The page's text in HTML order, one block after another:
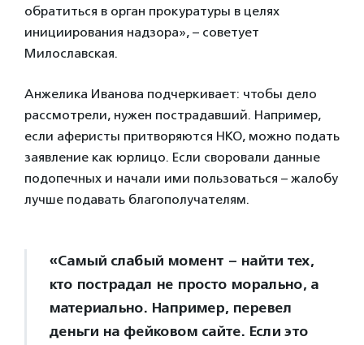
обратиться в орган прокуратуры в целях
инициирования надзора», – советует
Милославская.
Анжелика Иванова подчеркивает: чтобы дело
рассмотрели, нужен пострадавший. Например,
если аферисты притворяются НКО, можно подать
заявление как юрлицо. Если своровали данные
подопечных и начали ими пользоваться – жалобу
лучше подавать благополучателям.
«Самый слабый момент – найти тех,
кто пострадал не просто морально, а
материально. Например, перевел
деньги на фейковом сайте. Если это